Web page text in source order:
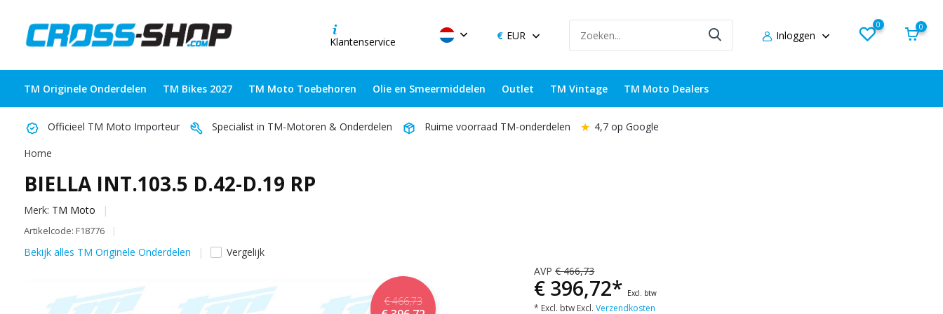
Klantenservice EUR Inloggen
0 0
TM Originele Onderdelen TM Bikes 2027 TM Moto Toebehoren Olie en Smeermiddelen Outlet TM Vintage TM Moto Dealers
Officieel TM Moto Importeur Specialist in TM-Motoren & Onderdelen Ruime voorraad TM-onderdelen ★ 4,7 op Google
Home
BIELLA INT.103.5 D.42-D.19 RP
Merk: TM Moto
Artikelcode: F18776
Bekijk alles TM Originele Onderdelen Vergelijk
€ 466,73
AVP€ 466,73
€ 396,72* Excl. btw
* Excl. btw Excl.Verzendkosten